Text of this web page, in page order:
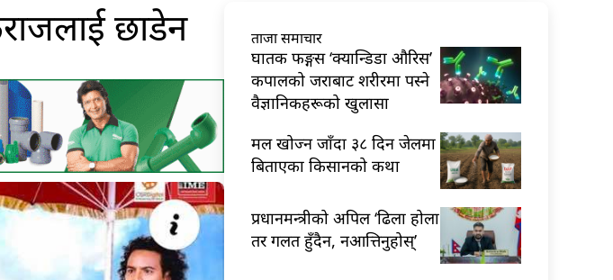
छाडेन ताजा समाचार
घातक फङ्गस ‘क्यान्डिडा औरिस’
कपालको जराबाट शरीरमा पस्ने
वैज्ञानिकहरूको खुलासा
मल खोज्न जाँदा ३८ दिन जेलमा
बिताएका किसानको कथा
प्रधानमन्त्रीको अपिल ‘ढिला होला
तर गलत हुँदैन, नआत्तिनुहोस्’